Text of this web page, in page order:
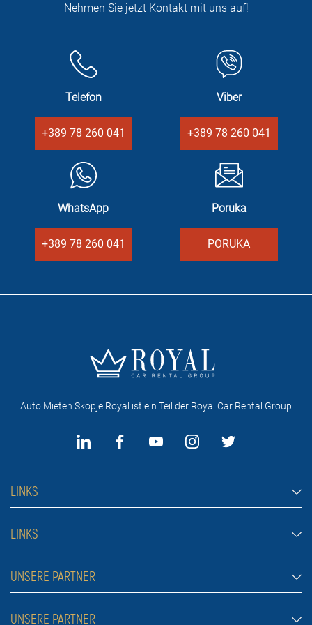
Nehmen Sie jetzt Kontakt mit uns auf!
Telefon
+389 78 260 041
Viber
+389 78 260 041
WhatsApp
+389 78 260 041
Poruka
PORUKA
Auto Mieten Skopje Royal ist ein Teil der Royal Car Rental Group
LINKS
Auto Mieten Skopje
Autos
Jeep und SUV-Fahrzeuge
Luxus-Autos
LINKS
Haufig gestellte fragen
Mietbedingungen
Blog
UNSERE PARTNER
Auto Mieten Belgrad
UNSERE PARTNER